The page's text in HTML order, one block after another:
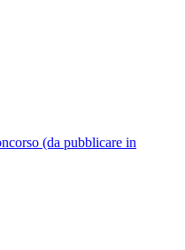
(da pubblicare in